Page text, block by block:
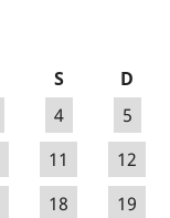
S
D
4
5
11
12
18
19